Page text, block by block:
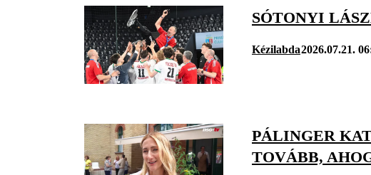
SÓTONYI
Kézilabda2026.07.21.
PÁLINGER
TOVÁBB,